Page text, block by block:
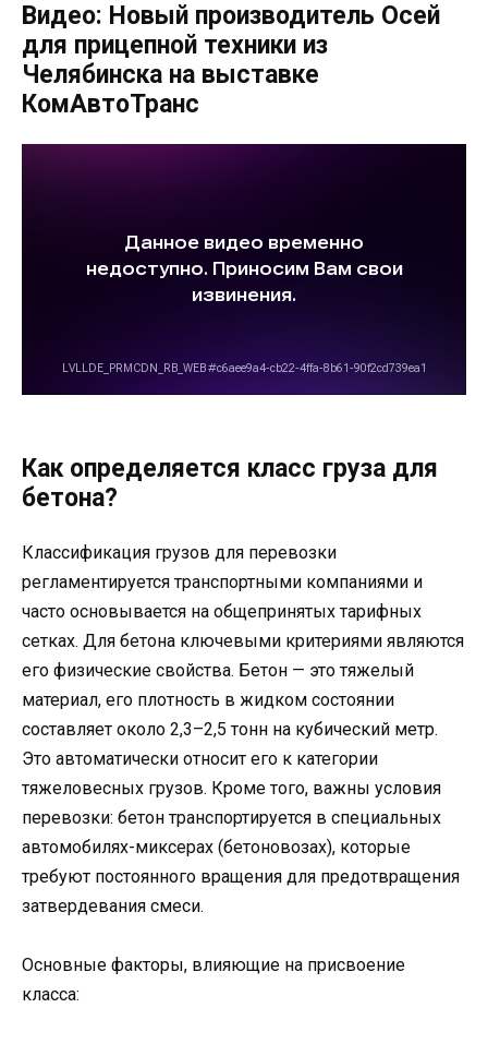
Видео: Новый производитель Осей
для прицепной техники из
Челябинска на выставке
КомАвтоТранс
Как определяется класс груза для
бетона?
Классификация грузов для перевозки
регламентируется транспортными компаниями и
часто основывается на общепринятых тарифных
сетках. Для бетона ключевыми критериями являются
его физические свойства. Бетон — это тяжелый
материал, его плотность в жидком состоянии
составляет около 2,3–2,5 тонн на кубический метр.
Это автоматически относит его к категории
тяжеловесных грузов. Кроме того, важны условия
перевозки: бетон транспортируется в специальных
автомобилях-миксерах (бетоновозах), которые
требуют постоянного вращения для предотвращения
затвердевания смеси.
Основные факторы, влияющие на присвоение
класса: